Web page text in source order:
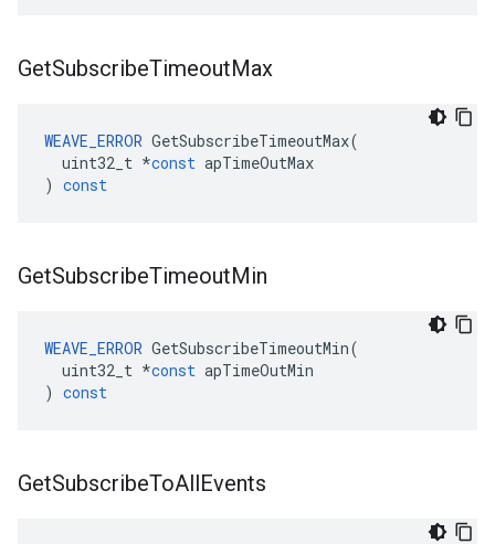
GetSubscribeTimeoutMax
WEAVE_ERROR GetSubscribeTimeoutMax(
uint32_t *const apTimeOutMax
) const
GetSubscribeTimeoutMin
WEAVE_ERROR GetSubscribeTimeoutMin(
uint32_t *const apTimeOutMin
) const
GetSubscribeToAllEvents